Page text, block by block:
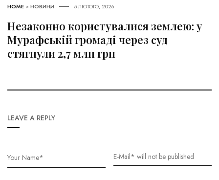
HOME >НОВИНИ 5 ЛЮТОГО, 2026
Незаконно користувалися землею: у
Мурафській громаді через суд
стягнули 2,7 млн грн
LEAVE A REPLY